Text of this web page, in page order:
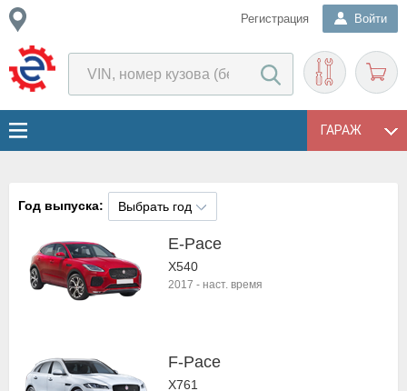
Регистрация Войти
ГАРАЖ
Год выпуска: Выбрать год
E-Pace
X540
2017 - наст. время
F-Pace
X761